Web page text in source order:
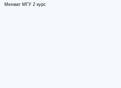
Мехмат МГУ 2 курс